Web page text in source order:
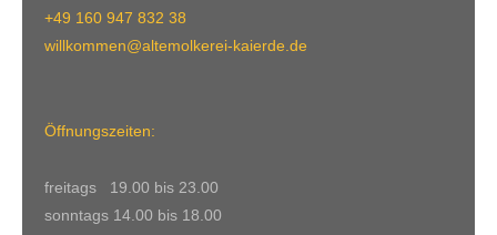
+49 160 947 832 38
willkommen@altemolkerei-kaierde.de
Öffnungszeiten:
freitags 19.00 bis 23.00
sonntags 14.00 bis 18.00